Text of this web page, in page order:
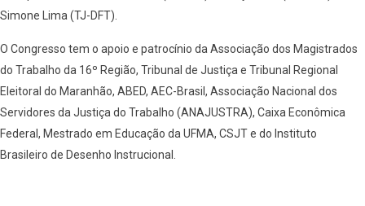
Simone Lima (TJ-DFT).
O Congresso tem o apoio e patrocínio da Associação dos Magistrados
do Trabalho da 16º Região, Tribunal de Justiça e Tribunal Regional
Eleitoral do Maranhão, ABED, AEC-Brasil, Associação Nacional dos
Servidores da Justiça do Trabalho (ANAJUSTRA), Caixa Econômica
Federal, Mestrado em Educação da UFMA, CSJT e do Instituto
Brasileiro de Desenho Instrucional.